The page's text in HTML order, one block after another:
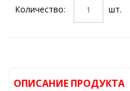
Количество: шт.
ОПИСАНИЕ ПРОДУКТА